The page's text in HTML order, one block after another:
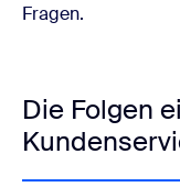
Fragen.
Die Folgen